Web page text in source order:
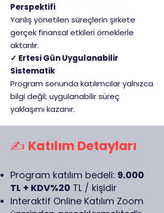
Perspektifi
Yanlış yönetilen süreçlerin şirkete
gerçek finansal etkileri örneklerle
aktarılır.
✓ Ertesi Gün Uygulanabilir
Sistematik
Program sonunda katılımcılar yalnızca
bilgi değil; uygulanabilir süreç
yaklaşımı kazanır.
✍️ Katılım Detayları
Program katılım bedeli: 9.000
TL + KDV%20 TL / kişidir
Interaktif Online Katılım Zoom